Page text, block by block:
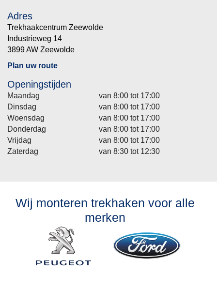
Adres
Trekhaakcentrum Zeewolde
Industrieweg 14
3899 AW Zeewolde
Plan uw route
Openingstijden
Maandag
van 8:00 tot 17:00
Dinsdag
van 8:00 tot 17:00
Woensdag
van 8:00 tot 17:00
Donderdag
van 8:00 tot 17:00
Vrijdag
van 8:00 tot 17:00
Zaterdag
van 8:30 tot 12:30
Wij monteren trekhaken voor alle
merken